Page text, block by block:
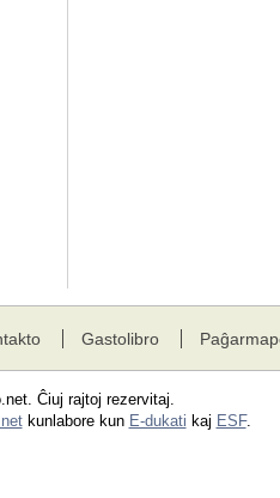
Gastolibro
Ĉiuj rajtoj rezervitaj.
kunlabore kun E-dukati kaj ESF.